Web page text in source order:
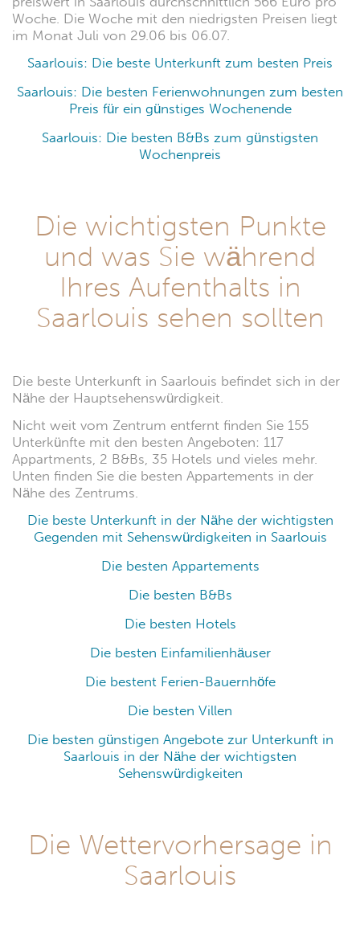
Woche. Die Woche mit den niedrigsten Preisen liegt
im Monat Juli von 29.06 bis 06.07.
Saarlouis: Die beste Unterkunft zum besten Preis
Saarlouis: Die besten Ferienwohnungen zum besten
Preis für ein günstiges Wochenende
Saarlouis: Die besten B&Bs zum günstigsten
Wochenpreis
Die wichtigsten Punkte
und was Sie während
Ihres Aufenthalts in
Saarlouis sehen sollten
Die beste Unterkunft in Saarlouis befindet sich in der
Nähe der Hauptsehenswürdigkeit.
Nicht weit vom Zentrum entfernt finden Sie 155
Unterkünfte mit den besten Angeboten: 117
Appartments, 2 B&Bs, 35 Hotels und vieles mehr.
Unten finden Sie die besten Appartements in der
Nähe des Zentrums.
Die beste Unterkunft in der Nähe der wichtigsten
Gegenden mit Sehenswürdigkeiten in Saarlouis
Die besten Appartements
Die besten B&Bs
Die besten Hotels
Die besten Einfamilienhäuser
Die bestent Ferien-Bauernhöfe
Die besten Villen
Die besten günstigen Angebote zur Unterkunft in
Saarlouis in der Nähe der wichtigsten
Sehenswürdigkeiten
Die Wettervorhersage in
Saarlouis